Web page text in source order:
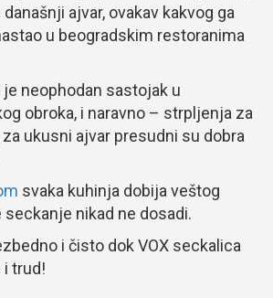
ajvar, ovakav kakvog ga
u beogradskim restoranima
neophodan sastojak u
obroka, i naravno – strpljenja za
za ukusni ajvar presudni su dobra
svaka kuhinja dobija veštog
nikad ne dosadi.
i čisto dok VOX seckalica
i trud!